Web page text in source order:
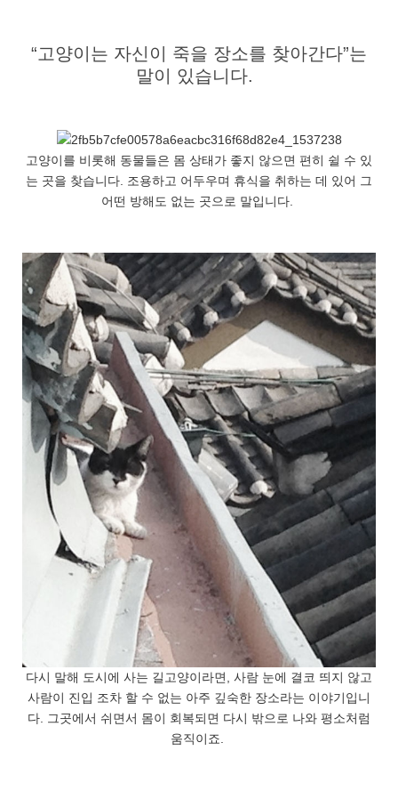
“고양이는 자신이 죽을 장소를 찾아간다”는
말이 있습니다.
고양이를 비롯해 동물들은 몸 상태가 좋지 않으면 편히 쉴 수 있
는 곳을 찾습니다. 조용하고 어두우며 휴식을 취하는 데 있어 그
어떤 방해도 없는 곳으로 말입니다.
다시 말해 도시에 사는 길고양이라면, 사람 눈에 결코 띄지 않고
사람이 진입 조차 할 수 없는 아주 깊숙한 장소라는 이야기입니
다. 그곳에서 쉬면서 몸이 회복되면 다시 밖으로 나와 평소처럼
움직이죠.